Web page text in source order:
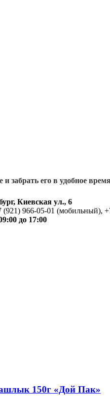
забрать его в удобное
Киевская ул., 6
(921) 966-05-01 (мобильный),
до 17:00
150г «Дой Пак»